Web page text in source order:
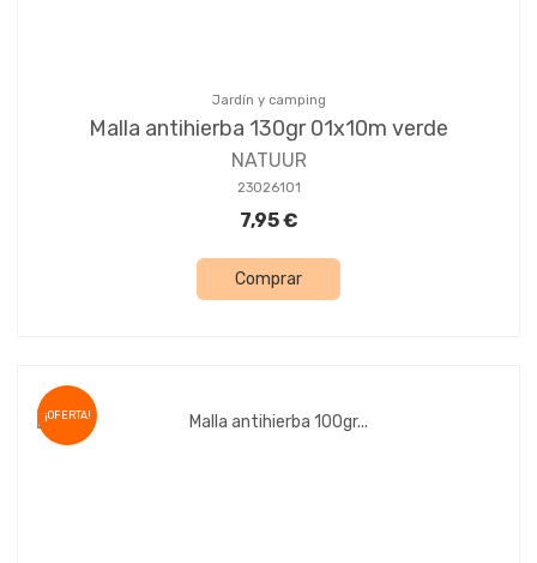
Jardín y camping
Malla antihierba 130gr 01x10m verde
NATUUR
23026101
7,95 €
Comprar
¡OFERTA!